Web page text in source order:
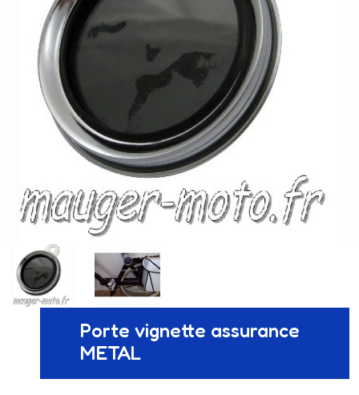
Porte vignette assurance
METAL